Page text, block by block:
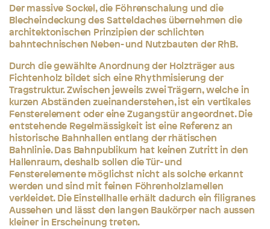
Der massive Sockel, die Föhrenschalung und die
Blecheindeckung des Satteldaches übernehmen die
architektonischen Prinzipien der schlichten
bahntechnischen Neben- und Nutzbauten der RhB.
Durch die gewählte Anordnung der Holzträger aus
Fichtenholz bildet sich eine Rhythmisierung der
Tragstruktur. Zwischen jeweils zwei Trägern, welche in
kurzen Abständen zueinanderstehen, ist ein vertikales
Fensterelement oder eine Zugangstür angeordnet. Die
entstehende Regelmässigkeit ist eine Referenz an
historische Bahnhallen entlang der rhätischen
Bahnlinie. Das Bahnpublikum hat keinen Zutritt in den
Hallenraum, deshalb sollen die Tür- und
Fensterelemente möglichst nicht als solche erkannt
werden und sind mit feinen Föhrenholzlamellen
verkleidet. Die Einstellhalle erhält dadurch ein filigranes
Aussehen und lässt den langen Baukörper nach aussen
kleiner in Erscheinung treten.